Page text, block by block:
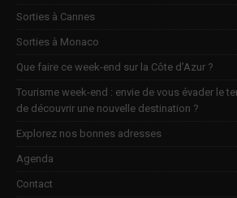
Sorties à Cannes
Sorties à Monaco
Que faire ce week-end sur la Côte d’Azur ?
Tourisme week-end : envie de vous évader le
de découvrir une nouvelle destination ?
Explorez nos bonnes adresses
Agenda
Contact